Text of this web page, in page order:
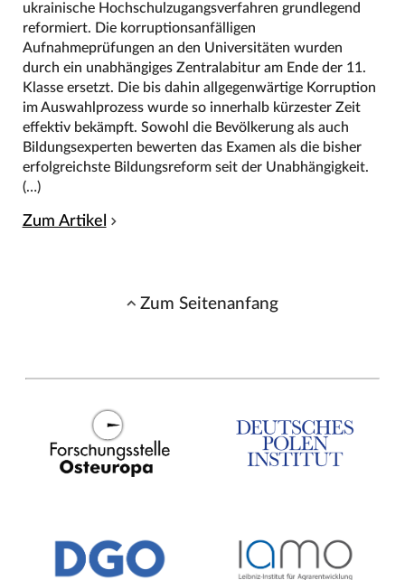
ukrainische Hochschulzugangsverfahren grundlegend
reformiert. Die korruptionsanfälligen
Aufnahmeprüfungen an den Universitäten wurden
durch ein unabhängiges Zentralabitur am Ende der 11.
Klasse ersetzt. Die bis dahin allgegenwärtige Korruption
im Auswahlprozess wurde so innerhalb kürzester Zeit
effektiv bekämpft. Sowohl die Bevölkerung als auch
Bildungsexperten bewerten das Examen als die bisher
erfolgreichste Bildungsreform seit der Unabhängigkeit.
(…)
Zum Artikel
Zum Seitenanfang